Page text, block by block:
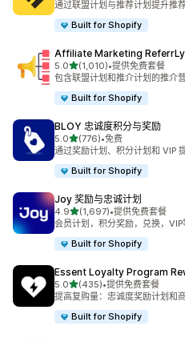
通过联盟计划与推荐计划提升推
Built for Shopify
Affiliate Marketing ReferrLy
5.0星（满分 5 星）
(1,010)
总共 1010 条评论
•提供免费套餐
包含联盟计划和推介计划的推介
Built for Shopify
BLOY 忠诚度积分与奖励
5.0星（满分 5 星）
(776)
总共 776 条评论
•免费
通过奖励计划、积分计划和 VIP
Built for Shopify
Joy 奖励与忠诚计划
4.9星（满分 5 星）
(1,697)
总共 1697 条评论
•提供免费套餐
会员计划，积分奖励，兑换，VIP
Built for Shopify
Essent Loyalty Program
5.0星（满分 5 星）
(435)
总共 435 条评论
•提供免费套餐
提高复购量：忠诚度奖励计划和
Built for Shopify